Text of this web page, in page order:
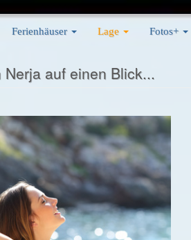
Ferienhäuser Lage Fotos+
auf einen Blick...